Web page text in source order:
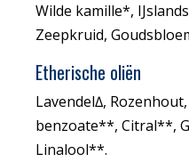
Wilde kamille*,
Zeepkruid,
Etherische oliën
Lavendel∆,
benzoate**, Citral**,
Linalool**.